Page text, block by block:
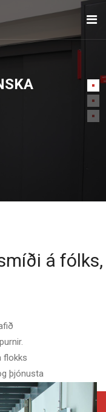
SKA
á fólks,
flokks
þjónusta
þeim.